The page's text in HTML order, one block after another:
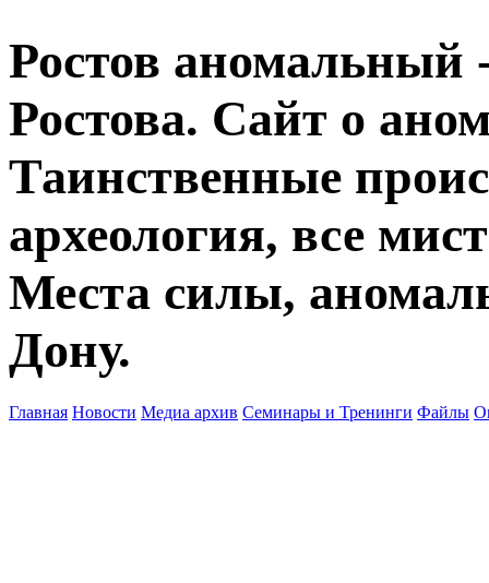
Ростов аномальный
Ростова. Сайт о
Таинственные
археология, все
Места силы,
Дону.
Главная Новости Медиа архив Семинары и Тренинги Файлы